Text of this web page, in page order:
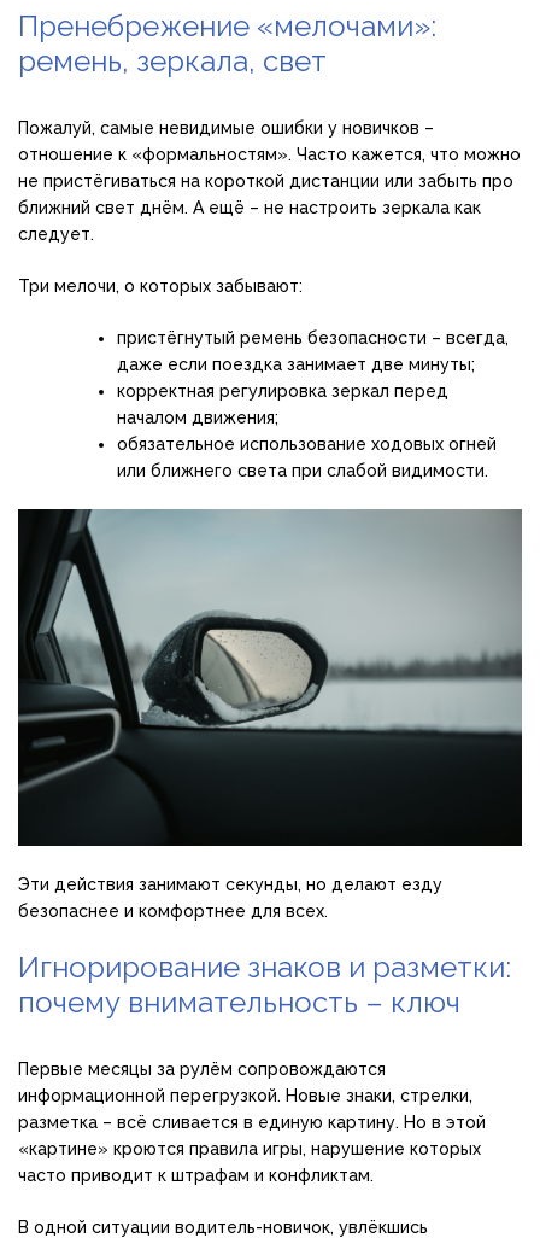
Пренебрежение «мелочами»:
ремень, зеркала, свет
Пожалуй, самые невидимые ошибки у новичков –
отношение к «формальностям». Часто кажется, что можно
не пристёгиваться на короткой дистанции или забыть про
ближний свет днём. А ещё – не настроить зеркала как
следует.
Три мелочи, о которых забывают:
пристёгнутый ремень безопасности – всегда,
даже если поездка занимает две минуты;
корректная регулировка зеркал перед
началом движения;
обязательное использование ходовых огней
или ближнего света при слабой видимости.
Эти действия занимают секунды, но делают езду
безопаснее и комфортнее для всех.
Игнорирование знаков и разметки:
почему внимательность – ключ
Первые месяцы за рулём сопровождаются
информационной перегрузкой. Новые знаки, стрелки,
разметка – всё сливается в единую картину. Но в этой
«картине» кроются правила игры, нарушение которых
часто приводит к штрафам и конфликтам.
В одной ситуации водитель-новичок, увлёкшись